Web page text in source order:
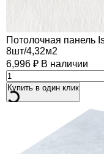
Потолочная панель
8шт/4,32м2
6,996 ₽ В наличии
Купить в один клик